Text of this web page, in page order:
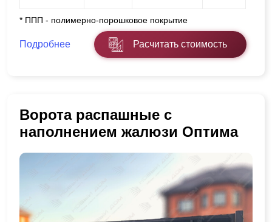
* ППП - полимерно-порошковое покрытие
Подробнее Расчитать стоимость
Ворота распашные с
наполнением жалюзи Оптима